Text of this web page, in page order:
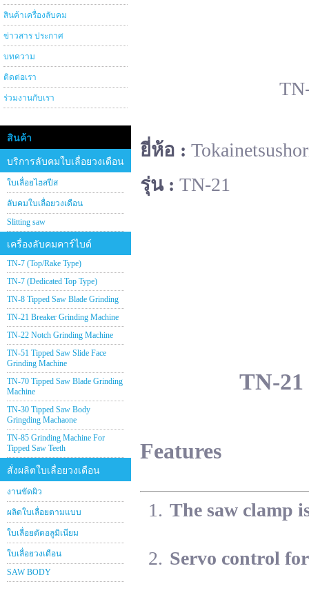
สินค้าเครื่องลับคม
ข่าวสาร ประกาศ
บทความ
ติดต่อเรา
ร่วมงานกับเรา
สินค้า
บริการลับคมใบเลื่อยวงเดือน
ใบเลื่อยไฮสปีส
ลับคมใบเลื่อยวงเดือน
Slitting saw
เครื่องลับคมคาร์ไบด์
TN-7 (Top/Rake Type)
TN-7 (Dedicated Top Type)
TN-8 Tipped Saw Blade Grinding
TN-21 Breaker Grinding Machine
TN-22 Notch Grinding Machine
TN-51 Tipped Saw Slide Face
Grinding Machine
TN-70 Tipped Saw Blade Grinding
Machine
TN-30 Tipped Saw Body
Gringding Machaone
TN-85 Grinding Machine For
Tipped Saw Teeth
สั่งผลิตใบเลื่อยวงเดือน
งานขัดผิว
ผลิตใบเลื่อยตามแบบ
ใบเลื่อยตัดอลูมิเนียม
ใบเลื่อยวงเดือน
SAW BODY
ยี่ห้อ :
รุ่น : TN-21
TN-
Features
The saw clamp
Servo control